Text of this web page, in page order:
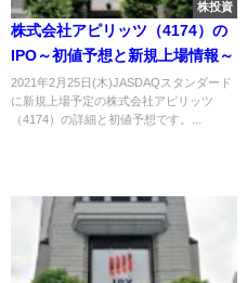
株投資
株式会社アピリッツ（4174）の
IPO～初値予想と新規上場情報～
2021年2月25日(木)JASDAQスタンダード
に新規上場予定の株式会社アピリッツ
（4174）の詳細と初値予想です。...